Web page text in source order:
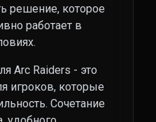
решение, которое
работает в
Arc Raiders - это
игроков, которые
Сочетание